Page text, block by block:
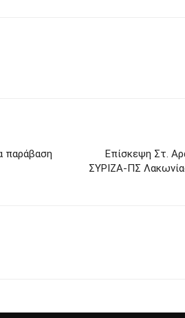
παράβαση
Επίσκεψη Στ.
ΣΥΡΙΖΑ-ΠΣ